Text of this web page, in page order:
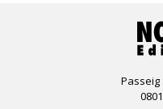
Passeig